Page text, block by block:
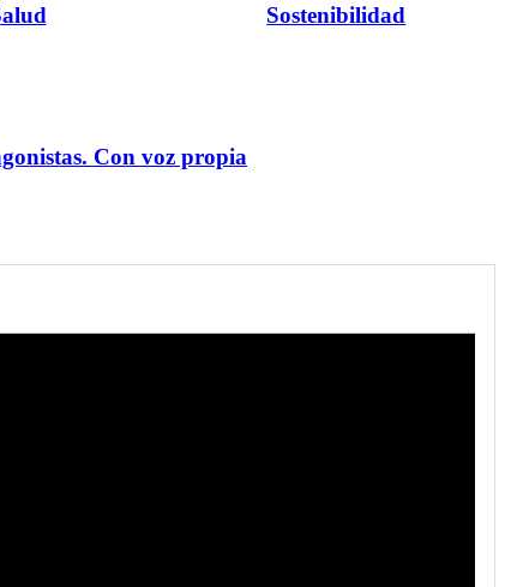
Sostenibilidad
Con voz propia